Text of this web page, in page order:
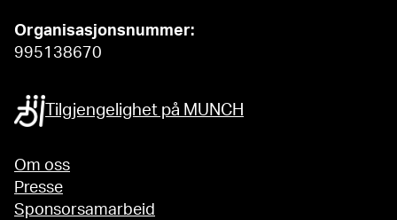
Organisasjonsnummer:
995138670
Tilgjengelighet på MUNCH
Om oss
Presse
Sponsorsamarbeid